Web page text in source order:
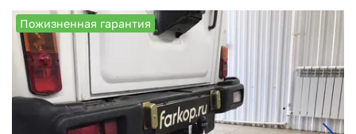
Пожизненная гарантия